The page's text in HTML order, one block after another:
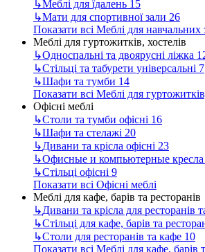
↳Меблі для їдалень 15
↳Мати для спортивної зали 26
Показати всі Меблі для навчальних
Меблі для гуртожитків, хостелів
↳Односпальні та двоярусні ліжка
↳Стільці та табурети універсальні 7
↳Шафи та тумби 14
Показати всі Меблі для
Офісні меблі
↳Столи та тумби офісні 16
↳Шафи та стелажі 20
↳Дивани та крісла офісні 23
↳Офисные и компьютерные кресла
↳Стільці офісні 9
Показати всі Офісні меблі
Меблі для кафе, барів та ресторанів
↳Дивани та крісла для ресторанів
↳Стільці для кафе, барів та
↳Столи для ресторанів та кафе 10
Показати всі Меблі для кафе, барів